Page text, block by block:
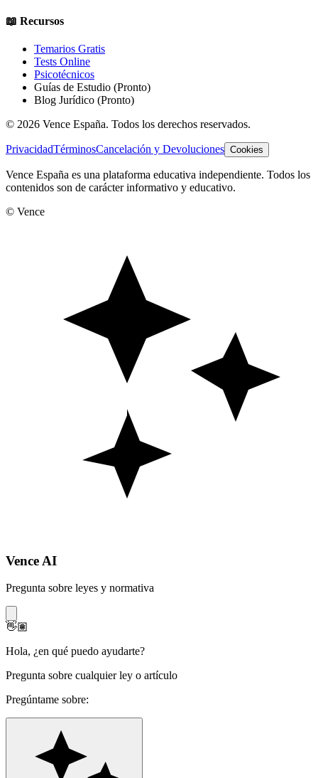
📖 Recursos
Temarios Gratis
Tests Online
Psicotécnicos
Guías de Estudio (Pronto)
Blog Jurídico (Pronto)
© 2026 Vence España. Todos los derechos reservados.
PrivacidadTérminosCancelación y Devoluciones Cookies
Vence España es una plataforma educativa independiente. Todos los
contenidos son de carácter informativo y educativo.
© Vence
Vence AI
Pregunta sobre leyes y normativa
👋🏽
Hola, ¿en qué puedo ayudarte?
Pregunta sobre cualquier ley o artículo
Pregúntame sobre: